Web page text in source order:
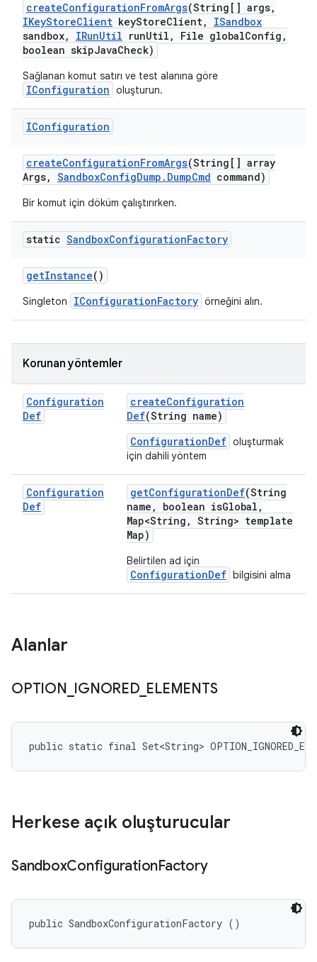
createConfigurationFromArgs(String[] args,
IKeyStoreClient keyStoreClient,
ISandbox
sandbox, IRunUtil runUtil , File globalConfig ,
boolean skipJavaCheck)
Sağlanan komut satırı ve test alanına göre
IConfiguration oluşturun.
IConfiguration
createConfigurationFromArgs(String[] array
Args, SandboxConfigDump . DumpCmd command)
Bir komut için döküm çalıştırırken.
static SandboxConfigurationFactory
getInstance()
Singleton IConfigurationFactory örneğini alın.
Korunan yöntemler
Configuration
Def
createConfiguration
Def(String name)
ConfigurationDef oluşturmak
için dahili yöntem
Configuration
Def
getConfigurationDef(String
name , boolean isGlobal ,
Map<String , String> template
Map)
Belirtilen ad için
ConfigurationDef bilgisini alma
Alanlar
OPTION IGNORED_ ELEMENTS
public static final Set<String>
Herkese açık oluşturucular
SandboxConfigurationFactory
public SandboxConfigurationFactory ()